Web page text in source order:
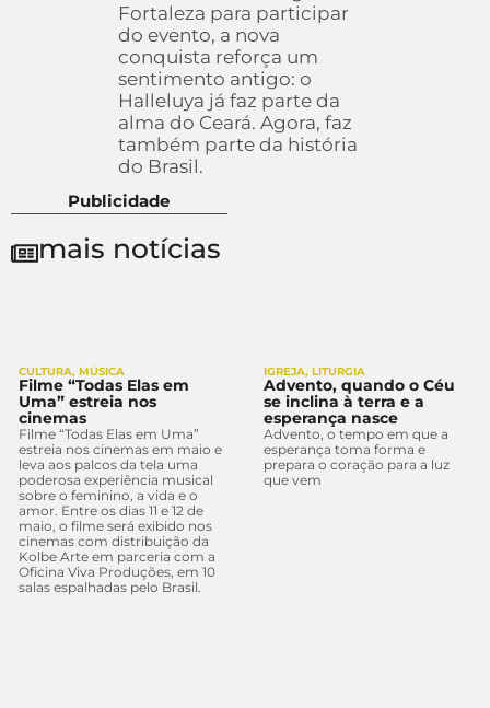
Fortaleza para participar
do evento, a nova
conquista reforça um
sentimento antigo: o
Halleluya já faz parte da
alma do Ceará. Agora, faz
também parte da história
do Brasil.
Publicidade
mais notícias
CULTURA, MÚSICA
Filme “Todas Elas em
Uma” estreia nos
cinemas
Filme “Todas Elas em Uma”
estreia nos cinemas em maio e
leva aos palcos da tela uma
poderosa experiência musical
sobre o feminino, a vida e o
amor. Entre os dias 11 e 12 de
maio, o filme será exibido nos
cinemas com distribuição da
Kolbe Arte em parceria com a
Oficina Viva Produções, em 10
salas espalhadas pelo Brasil.
IGREJA, LITURGIA
Advento, quando o Céu
se inclina à terra e a
esperança nasce
Advento, o tempo em que a
esperança toma forma e
prepara o coração para a luz
que vem